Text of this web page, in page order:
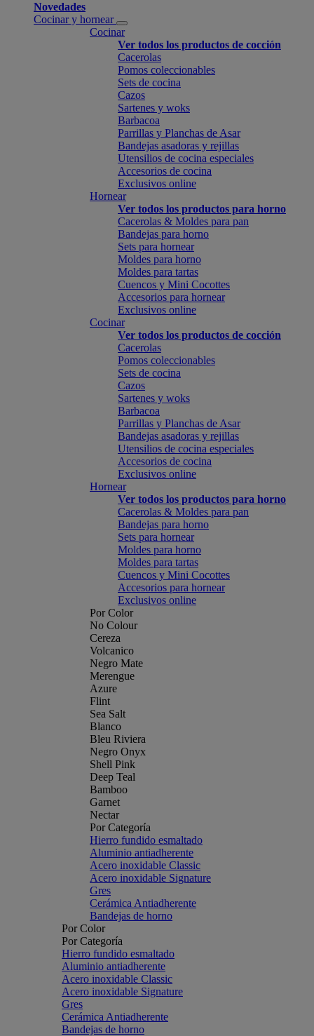
Novedades
Cocinar y hornear
Cocinar
Ver todos los productos de cocción
Cacerolas
Pomos coleccionables
Sets de cocina
Cazos
Sartenes y woks
Barbacoa
Parrillas y Planchas de Asar
Bandejas asadoras y rejillas
Utensilios de cocina especiales
Accesorios de cocina
Exclusivos online
Hornear
Ver todos los productos para horno
Cacerolas & Moldes para pan
Bandejas para horno
Sets para hornear
Moldes para horno
Moldes para tartas
Cuencos y Mini Cocottes
Accesorios para hornear
Exclusivos online
Cocinar
Ver todos los productos de cocción
Cacerolas
Pomos coleccionables
Sets de cocina
Cazos
Sartenes y woks
Barbacoa
Parrillas y Planchas de Asar
Bandejas asadoras y rejillas
Utensilios de cocina especiales
Accesorios de cocina
Exclusivos online
Hornear
Ver todos los productos para horno
Cacerolas & Moldes para pan
Bandejas para horno
Sets para hornear
Moldes para horno
Moldes para tartas
Cuencos y Mini Cocottes
Accesorios para hornear
Exclusivos online
Por Color
No Colour
Cereza
Volcanico
Negro Mate
Merengue
Azure
Flint
Sea Salt
Blanco
Bleu Riviera
Negro Onyx
Shell Pink
Deep Teal
Bamboo
Garnet
Nectar
Por Categoría
Hierro fundido esmaltado
Aluminio antiadherente
Acero inoxidable Classic
Acero inoxidable Signature
Gres
Cerámica Antiadherente
Bandejas de horno
Por Color
Por Categoría
Hierro fundido esmaltado
Aluminio antiadherente
Acero inoxidable Classic
Acero inoxidable Signature
Gres
Cerámica Antiadherente
Bandejas de horno